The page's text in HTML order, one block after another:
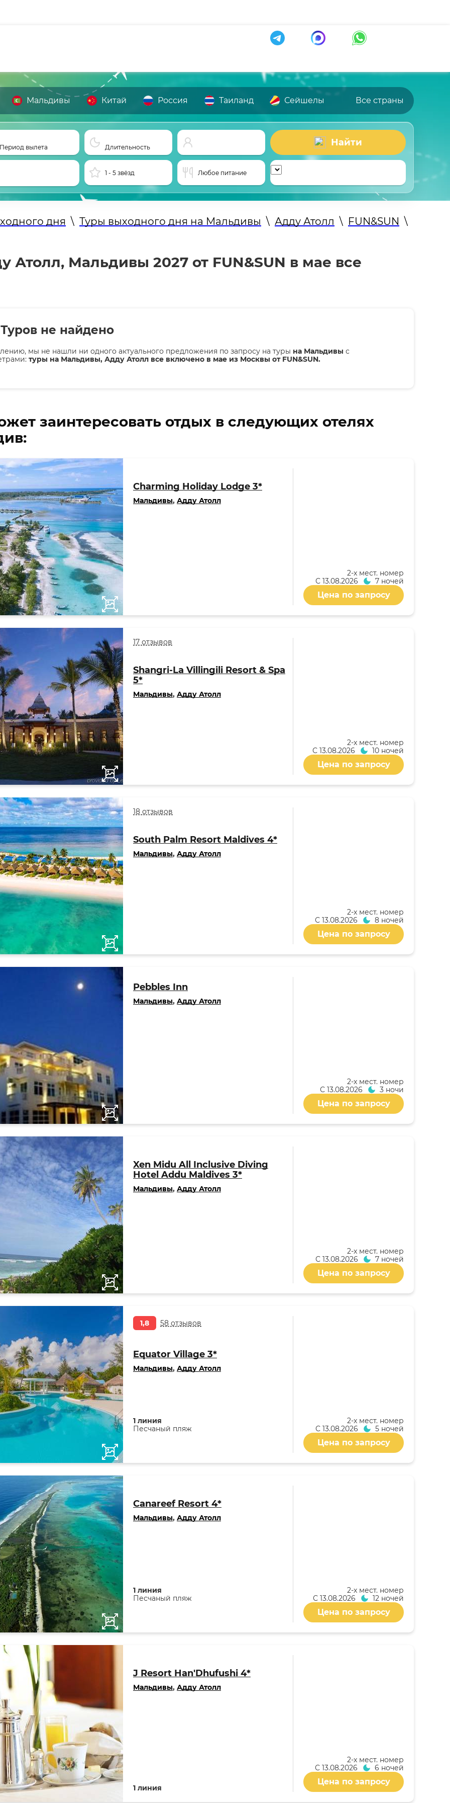
Мальдивы Китай Россия Таиланд Сейшелы Все страны
Период вылета Длительность Найти
1 - 5 звёзд Любое питание
дня \ Туры выходного дня на Мальдивы \ Адду Атолл \ FUN&SUN \
Мальдивы 2027 от FUN&SUN в мае все
Туров не найдено
мы не нашли ни одного актуального предложения по запросу на туры на Мальдивы с
туры на Мальдивы, Адду Атолл все включено в мае из Москвы от FUN&SUN.
заинтересовать отдых в следующих отелях
Charming Holiday Lodge 3*
Мальдивы, Адду Атолл
2-x мест. номер
С 13.08.2026 7 ночей
Цена по запросу
17 отзывов
Shangri-La Villingili Resort & Spa
5*
Мальдивы, Адду Атолл
2-x мест. номер
С 13.08.2026 10 ночей
Цена по запросу
18 отзывов
South Palm Resort Maldives 4*
Мальдивы, Адду Атолл
2-x мест. номер
С 13.08.2026 8 ночей
Цена по запросу
Pebbles Inn
Мальдивы, Адду Атолл
2-x мест. номер
С 13.08.2026 3 ночи
Цена по запросу
Xen Midu All Inclusive Diving
Hotel Addu Maldives 3*
Мальдивы, Адду Атолл
2-x мест. номер
С 13.08.2026 7 ночей
Цена по запросу
1,8 58 отзывов
Equator Village 3*
Мальдивы, Адду Атолл
1 линия
Песчаный пляж
2-x мест. номер
С 13.08.2026 5 ночей
Цена по запросу
Canareef Resort 4*
Мальдивы, Адду Атолл
1 линия
Песчаный пляж
2-x мест. номер
С 13.08.2026 12 ночей
Цена по запросу
J Resort Han'Dhufushi 4*
Мальдивы, Адду Атолл
1 линия
2-x мест. номер
С 13.08.2026 6 ночей
Цена по запросу